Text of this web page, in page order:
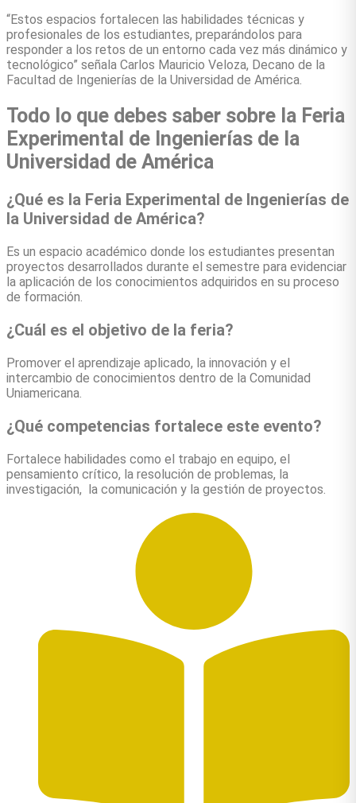
“Estos espacios fortalecen las habilidades técnicas y
profesionales de los estudiantes, preparándolos para
responder a los retos de un entorno cada vez más dinámico y
tecnológico” señala Carlos Mauricio Veloza, Decano de la
Facultad de Ingenierías de la Universidad de América.
Todo lo que debes saber sobre la Feria
Experimental de Ingenierías de la
Universidad de América
¿Qué es la Feria Experimental de Ingenierías de
la Universidad de América?
Es un espacio académico donde los estudiantes presentan
proyectos desarrollados durante el semestre para evidenciar
la aplicación de los conocimientos adquiridos en su proceso
de formación.
¿Cuál es el objetivo de la feria?
Promover el aprendizaje aplicado, la innovación y el
intercambio de conocimientos dentro de la Comunidad
Uniamericana.
¿Qué competencias fortalece este evento?
Fortalece habilidades como el trabajo en equipo, el
pensamiento crítico, la resolución de problemas, la
investigación, la comunicación y la gestión de proyectos.